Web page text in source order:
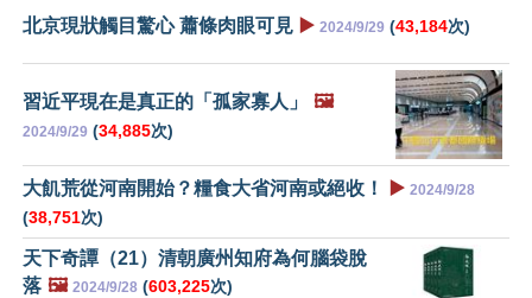
北京現狀觸目驚心 蕭條肉眼可見 ▶️ 2024/9/29 (43,184次)
習近平現在是真正的「孤家寡人」 🖼️
2024/9/29 (34,885次)
大飢荒從河南開始？糧食大省河南或絕收！ ▶️ 2024/9/28
(38,751次)
天下奇譚（21）清朝廣州知府為何腦袋脫
落 🖼️ 2024/9/28 (603,225次)